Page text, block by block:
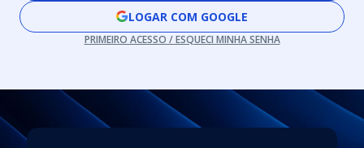
LOGAR COM GOOGLE
PRIMEIRO ACESSO / ESQUECI MINHA SENHA